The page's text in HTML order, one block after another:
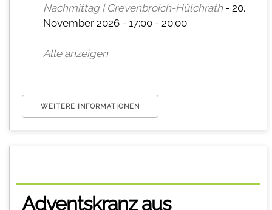
Nachmittag | Grevenbroich-Hülchrath- 20.
November 2026 - 17:00 - 20:00
Alle anzeigen
WEITERE INFORMATIONEN
Adventskranz aus